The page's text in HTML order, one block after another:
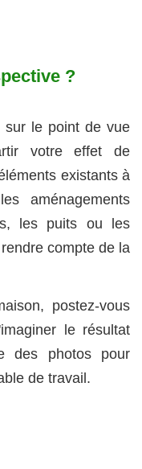
?
sur le point de vue
votre effet de
existants à
aménagements
les puits ou les
compte de la
postez-vous
le résultat
des photos pour
de travail.